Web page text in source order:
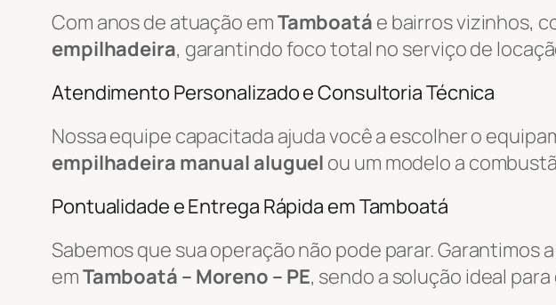
Com anos de atuação emTamboatá e bairros vizinhos,
empilhadeira, garantindo foco total no serviço de
Atendimento Personalizado e Consultoria Técnica
Nossa equipe capacitada ajuda você a escolher o
empilhadeira manual aluguel ou um modelo a
Pontualidade e Entrega Rápida em Tamboatá
Sabemos que sua operação não pode parar. Garantimos
emTamboatá – Moreno – PE, sendo a solução ideal